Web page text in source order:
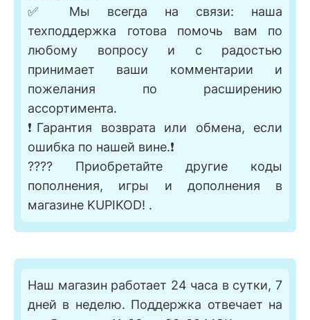
✅ Мы всегда на связи: наша
техподдержка готова помочь вам по
любому вопросу и с радостью
принимает ваши комментарии и
пожелания по расширению
ассортимента.
❗Гарантия возврата или обмена, если
ошибка по нашей вине.❗
???? Приобретайте другие коды
пополнения, игры и дополнения в
магазине KUPIKOD! .
Наш магазин работает 24 часа в сутки, 7
дней в неделю. Поддержка отвечает на